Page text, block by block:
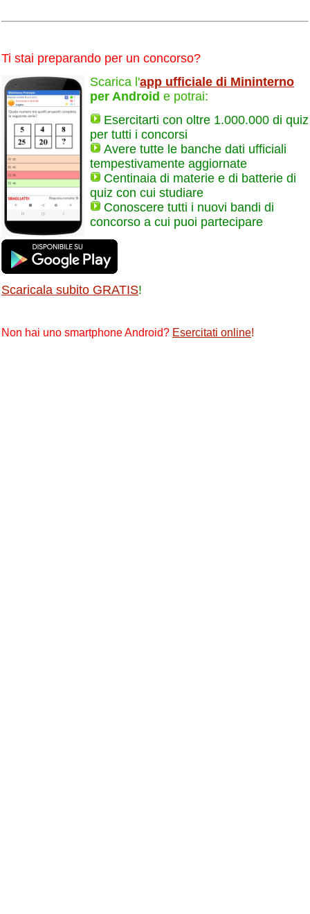
Ti stai preparando per un concorso?
Scarica l'app ufficiale di Mininterno
per Android e potrai:
Esercitarti con oltre 1.000.000 di quiz
per tutti i concorsi
Avere tutte le banche dati ufficiali
tempestivamente aggiornate
Centinaia di materie e di batterie di
quiz con cui studiare
Conoscere tutti i nuovi bandi di
concorso a cui puoi partecipare
Scaricala subito GRATIS!
Non hai uno smartphone Android? Esercitati online!